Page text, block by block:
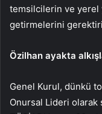
temsilcilerin ve
getirmelerini
Özilhan ayakta
Genel Kurul, dünkü
Onursal Lideri olarak